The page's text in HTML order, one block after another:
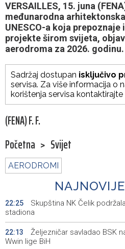
VERSAILLES, 15. juna
međunarodna
UNESCO-a koja
projekte širom svijeta,
aerodroma za 2026. godinu.
Sadržaj dostupan isključivo
servisa. Za više informacija o
korištenja servisa kontaktirajte
(FENA) F. F.
Početna > Svijet
AERODROMI
22:25
Skupština NK Čelik
stadiona
22:13
Željezničar savladao BSK
Wwin lige BiH